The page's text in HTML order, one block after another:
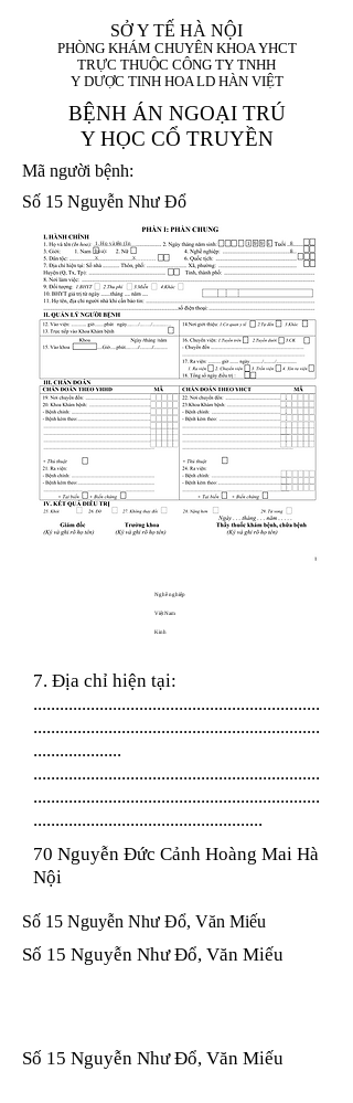
SỞ Y TẾ HÀ NỘI
PHÒNG KHÁM CHUYÊN KHOA YHCT
TRỰC THUỘC CÔNG TY TNHH
Y DƯỢC TINH HOA LD HÀN VIỆT
BỆNH ÁN NGOẠI TRÚ
Y HỌC CỔ TRUYỀN
Mã người bệnh:
Số 15 Nguyễn Như Đổ
1. Họ và tên (In
hoa):
1 9 9 5
8
8
X
X
Nghề nghiệp
Việt Nam
Kinh
7. Địa chỉ hiện tại:
.................................................................
.................................................................
....................
.................................................................
.................................................................
....................................................
70 Nguyễn Đức Cảnh Hoàng Mai Hà
Nội
Số 15 Nguyễn Như Đổ, Văn Miếu
Số 15 Nguyễn Như Đổ, Văn Miếu
Số 15 Nguyễn Như Đổ, Văn Miếu